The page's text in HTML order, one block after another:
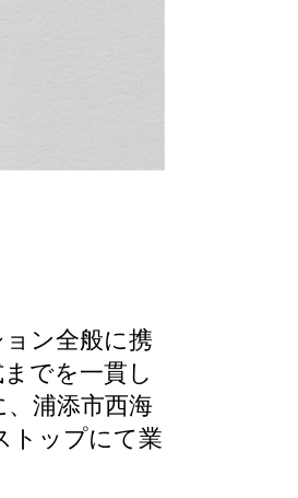
ン全般に携
でを一貫し
浦添市西海
トップにて業